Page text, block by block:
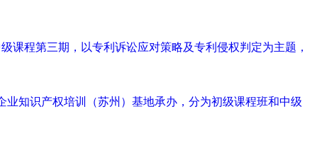
课程第三期，以专利诉讼应对策略及专利侵权判定为主题，
知识产权培训（苏州）基地承办，分为初级课程班和中级